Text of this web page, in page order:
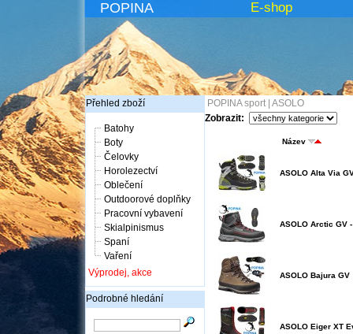
POPINA E-shop
Přehled zboží
Batohy
Boty
Čelovky
Horolezectví
Oblečení
Outdoorové doplňky
Pracovní vybavení
Skialpinismus
Spaní
Vaření
Výprodej, akce
Podrobné hledání
POPINA sport| ASOLO
Zobrazit:
Název
ASOLO Alta Via
ASOLO Arctic GV
ASOLO Bajura GV
ASOLO Eiger XT